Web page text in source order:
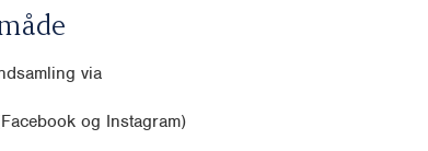
via
og Instagram)